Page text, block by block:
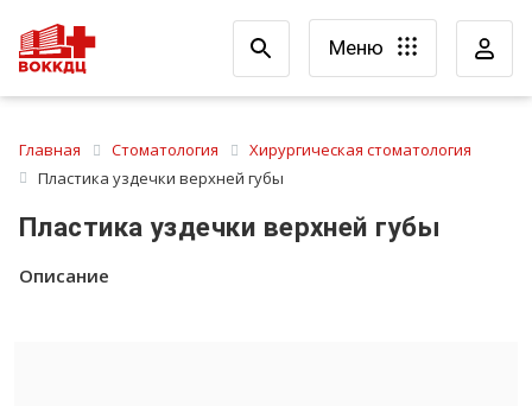
Меню
Главная Стоматология
Хирургическая стоматология
Пластика уздечки верхней губы
Пластика уздечки верхней губы
Описание